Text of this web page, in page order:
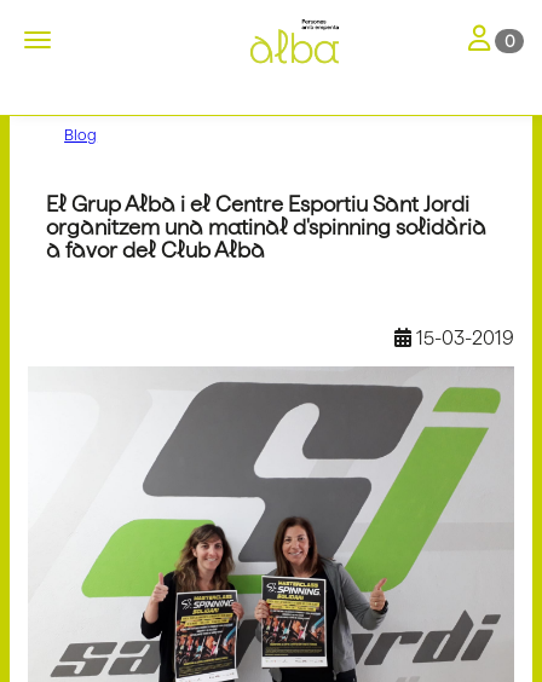
Toggle navigation Toggle
0
Blog
El Grup Alba i el Centre Esportiu Sant Jordi
organitzem una matinal d'spinning solidària
a favor del Club Alba
15-03-2019